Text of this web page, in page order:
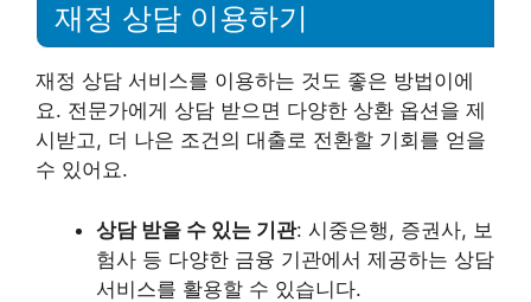
재정 상담 이용하기
재정 상담 서비스를 이용하는 것도 좋은 방법이에
요. 전문가에게 상담 받으면 다양한 상환 옵션을 제
시받고, 더 나은 조건의 대출로 전환할 기회를 얻을
수 있어요.
상담 받을 수 있는 기관: 시중은행, 증권사, 보
험사 등 다양한 금융 기관에서 제공하는 상담
서비스를 활용할 수 있습니다.